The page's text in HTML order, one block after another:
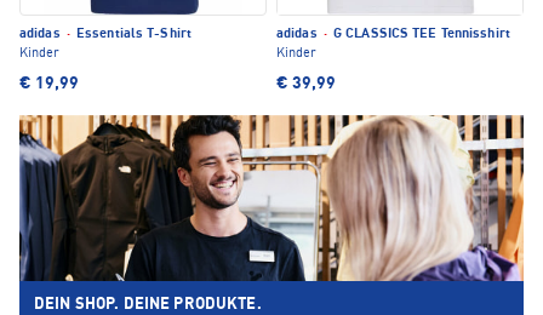
adidas ·
Essentials T-Shirt
Kinder
€ 19,99
adidas · G CLASSICS TEE Tennisshirt
Kinder
€ 39,99
DEIN SHOP. DEINE PRODUKTE.